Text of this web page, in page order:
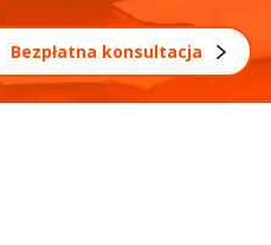
Bezpłatna konsultacja